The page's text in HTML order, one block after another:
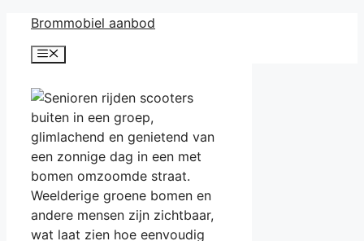
naar
Brommobiel aanbod
Menu